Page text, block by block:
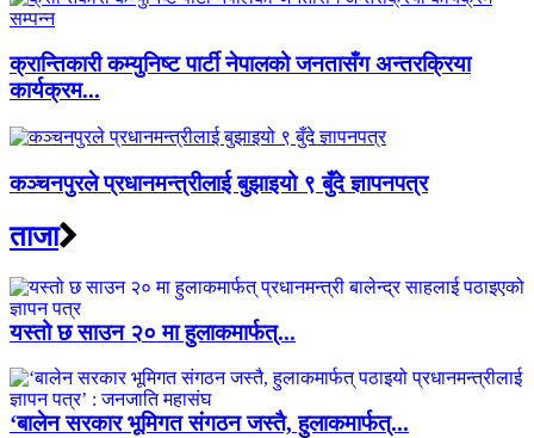
क्रान्तिकारी कम्युनिष्ट पार्टी नेपालको जनतासँग अन्तरक्रिया
कार्यक्रम...
कञ्चनपुरले प्रधानमन्त्रीलाई बुझाइयो ९ बुँदे ज्ञापनपत्र
ताजा
यस्तो छ साउन २० मा हुलाकमार्फत्...
‘बालेन सरकार भूमिगत संगठन जस्तै, हुलाकमार्फत्...